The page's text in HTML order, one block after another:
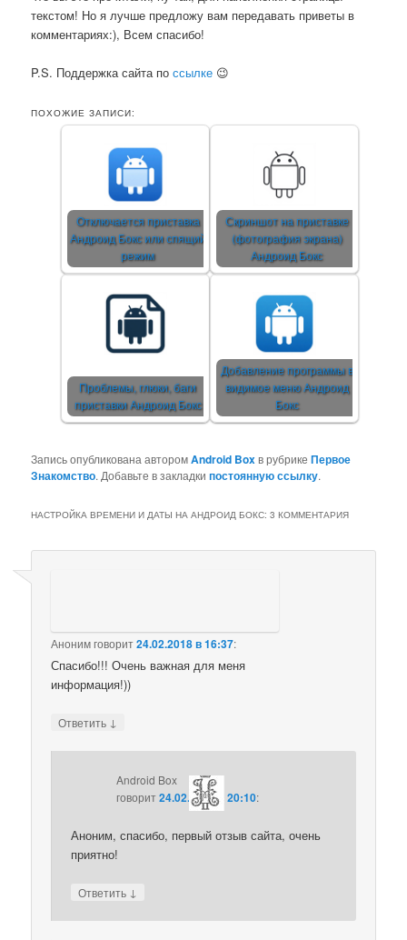
текстом! Но я лучше предложу вам передавать приветы в
комментариях:), Всем спасибо!
P.S. Поддержка сайта по ссылке 😉
ПОХОЖИЕ ЗАПИСИ:
Отключается приставка
Андроид Бокс или спящий
режим
Скриншот на приставке
(фотография экрана)
Андроид Бокс
Проблемы, глюки, баги
приставки Андроид Бокс
Добавление программы в
видимое меню Андроид
Бокс
Запись опубликована авторомAndroid Boxв рубрикеПервое
Знакомство. Добавьте в закладкипостоянную ссылку.
НАСТРОЙКА ВРЕМЕНИ И ДАТЫ НА АНДРОИД БОКС: 3 КОММЕНТАРИЯ
Анонимговорит24.02.2018 в 16:37:
Спасибо!!! Очень важная для меня
информация!))
Ответить ↓
Android Box
говорит24.02.2018 в 20:10:
Аноним, спасибо, первый отзыв сайта, очень
приятно!
Ответить ↓